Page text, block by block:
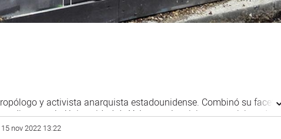
y activista anarquista estadounidense. Combinó su faceta
adjunto en la Universidad de Yale con el activismo, participando
en contra del Foro Económico Mundial en Nueva York en
nov 2022 13:22